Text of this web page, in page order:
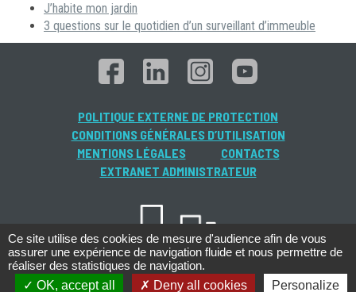
J’habite mon jardin
3 questions sur le quotidien d’un surveillant d’immeuble
POLITIQUE EXTERNE DE PROTECTION
CONDITIONS GÉNÉRALES D’UTILISATION
MENTIONS LÉGALES
CONTACTS
EXTRANET ADMINISTRATEUR
Ce site utilise des cookies de mesure d'audience afin de vous
assurer une expérience de navigation fluide et nous permettre de
réaliser des statistiques de navigation.
OK, accept all
Deny all cookies Personalize